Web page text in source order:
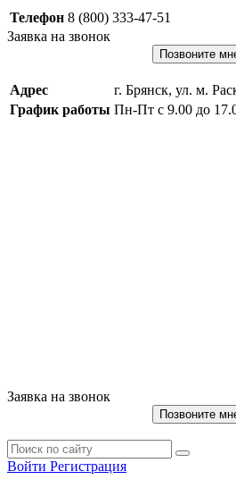
Телефон 8 (800) 333-47-51
Заявка на звонок
Позвоните
Адрес
г. Брянск, ул. м.
График работы Пн-Пт с 9.00 до
Заявка на звонок
Позвоните
Войти Регистрация